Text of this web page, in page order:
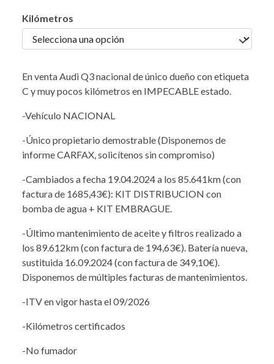
Kilómetros
En venta Audi Q3 nacional de único dueño con etiqueta
C y muy pocos kilómetros en IMPECABLE estado.
-Vehículo NACIONAL
-Único propietario demostrable (Disponemos de
informe CARFAX, solicítenos sin compromiso)
-Cambiados a fecha 19.04.2024 a los 85.641km (con
factura de 1685,43€): KIT DISTRIBUCION con
bomba de agua + KIT EMBRAGUE.
-Último mantenimiento de aceite y filtros realizado a
los 89.612km (con factura de 194,63€). Batería nueva,
sustituida 16.09.2024 (con factura de 349,10€).
Disponemos de múltiples facturas de mantenimientos.
-ITV en vigor hasta el 09/2026
-Kilómetros certificados
-No fumador